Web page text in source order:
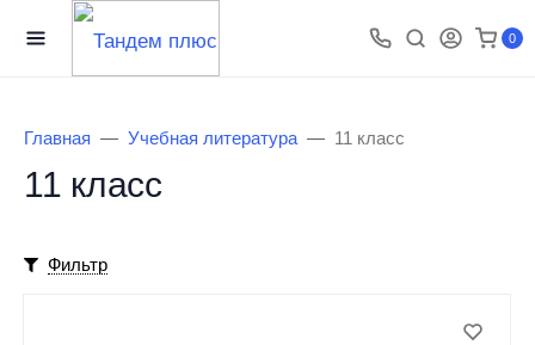
0
Главная Учебная литература 11 класс
11 класс
Фильтр